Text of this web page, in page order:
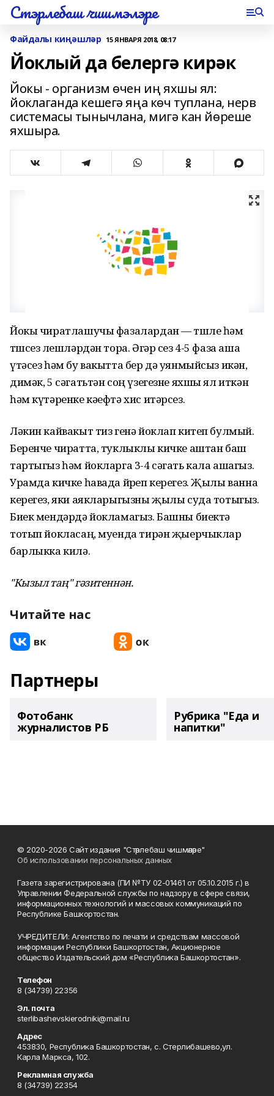
Стэрлебаш чишмэлэре
Файдалы киңәшләр 15 ЯНВАРЯ 2018, 08:17
Йоклый да белергә кирәк
Йокы - организм өчен иң яхшы ял:
йоклаганда кешегә яңа көч туплана, нерв
системасы тынычлана, мигә кан йөреше
яхшыра.
Йокы чиратлашучы фазалардан — төшле һәм
төшсез өлешләрдән тора. Әгәр сез 4-5 фаза аша
үтәсез һәм бу вакытта бер дә уянмыйсыз икән,
димәк, 5 сәгатьтән соң үзегезне яхшы ял иткән
һәм күтәренке кәефтә хис итәрсез.
Ләкин кайвакыт тиз генә йоклап китеп булмый.
Беренче чиратта, туклыклы кичке аштан баш
тартыгыз һәм йокларга 3-4 сәгать кала ашагыз.
Урамда кичке һавада йөреп керегез. Җылы ванна
керегез, яки аякларыгызны җылы суда тотыгыз.
Биек мендәрдә йокламагыз. Башны биектә
тотып йокласаң, муенда тирән җыерчыклар
барлыкка килә.
"Кызыл таң" гәзитеннән.
Читайте нас
Партнеры
Фотобанк
журналистов РБ
Рубрика "Еда и
напитки"
© 2020-2026 Сайт издания "Стәрлебаш чишмәләре"
Об использовании персональных данных
Газета зарегистрирована (ПИ №ТУ 02-01461 от 05.10.2015 г.) в
Управлении Федеральной службы по надзору в сфере связи,
информационных технологий и массовых коммуникаций по
Республике Башкортостан.
УЧРЕДИТЕЛИ: Агентство по печати и средствам массовой
информации Республики Башкортостан, Акционерное
общество Издательский дом «Республика Башкортостан».
Телефон
8 (34739) 22356
Эл. почта
sterlibashevskierodniki@mail.ru
Адрес
453830, Республика Башкортостан, c. Стерлибашево,ул.
Карла Маркса, 102.
Рекламная служба
8 (34739) 22354